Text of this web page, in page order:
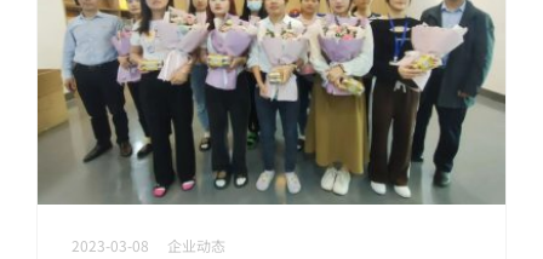
极致耐久下的高频测试，确保探针接触稳定，护航芯片良率
2023-03-08 企业动态